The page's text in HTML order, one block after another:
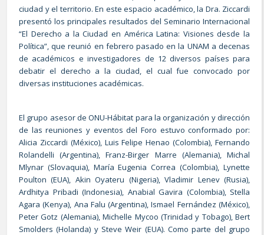
ciudad y el territorio. En este espacio académico, la Dra. Ziccardi
presentó los principales resultados del Seminario Internacional
“El Derecho a la Ciudad en América Latina: Visiones desde la
Política”, que reunió en febrero pasado en la UNAM a decenas
de académicos e investigadores de 12 diversos países para
debatir el derecho a la ciudad, el cual fue convocado por
diversas instituciones académicas.
El grupo asesor de ONU-Hábitat para la organización y dirección
de las reuniones y eventos del Foro estuvo conformado por:
Alicia Ziccardi (México), Luis Felipe Henao (Colombia), Fernando
Rolandelli (Argentina), Franz-Birger Marre (Alemania), Michal
Mlynar (Slovaquia), María Eugenia Correa (Colombia), Lynette
Poulton (EUA), Akin Oyateru (Nigeria), Vladimir Lenev (Rusia),
Ardhitya Pribadi (Indonesia), Anabial Gavira (Colombia), Stella
Agara (Kenya), Ana Falu (Argentina), Ismael Fernández (México),
Peter Gotz (Alemania), Michelle Mycoo (Trinidad y Tobago), Bert
Smolders (Holanda) y Steve Weir (EUA). Como parte del grupo